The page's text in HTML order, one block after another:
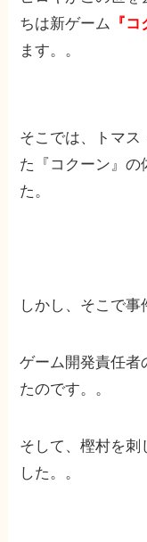
ちは新ゲーム
『
ます。。
そこでは、トマス
た『コクーン』の
た。
しかし、そこで事
ゲーム開発責任者
たのです。。
そして、樫村を刺
した。。